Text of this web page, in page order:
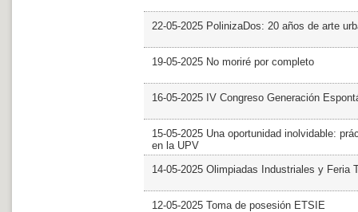
22-05-2025 PolinizaDos: 20 años de arte
19-05-2025 No moriré por completo
16-05-2025 IV Congreso Generación
15-05-2025 Una oportunidad inolvidable:
en la UPV
14-05-2025 Olimpiadas Industriales y Feria
12-05-2025 Toma de posesión ETSIE